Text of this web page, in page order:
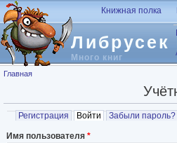
Перейти к основному содержанию
Либрусек
Много книг
Книжная полка
Вы здесь
Главная
Главные вкладки
Регистрация Войти (активная вкладка)
Забыли пароль?
Имя пользователя *